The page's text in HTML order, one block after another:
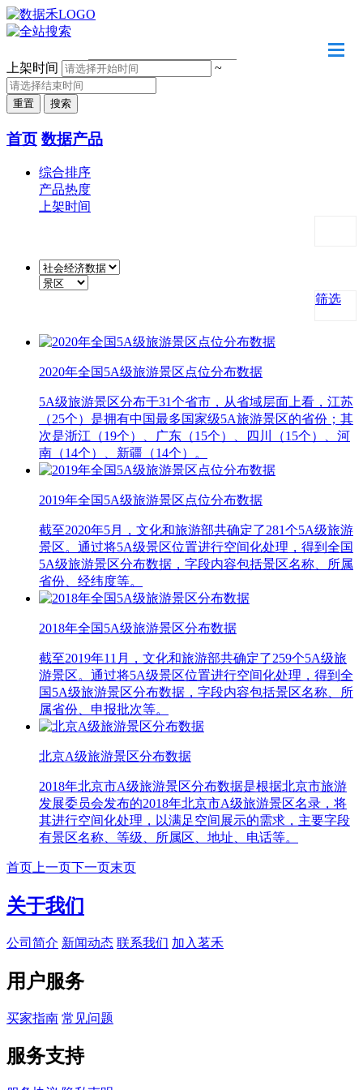
上架时间
~
首页 数据产品
综合排序
产品热度
上架时间
筛选
2020年全国5A级旅游景区点位分布数据
5A级旅游景区分布于31个省市，从省域层面上看，江苏
（25个）是拥有中国最多国家级5A旅游景区的省份；其
次是浙江（19个）、广东（15个）、四川（15个）、河
南（14个）、新疆（14个）。
2019年全国5A级旅游景区点位分布数据
截至2020年5月，文化和旅游部共确定了281个5A级旅游
景区。通过将5A级景区位置进行空间化处理，得到全国
5A级旅游景区分布数据，字段内容包括景区名称、所属
省份、经纬度等。
2018年全国5A级旅游景区分布数据
截至2019年11月，文化和旅游部共确定了259个5A级旅
游景区。通过将5A级景区位置进行空间化处理，得到全
国5A级旅游景区分布数据，字段内容包括景区名称、所
属省份、申报批次等。
北京A级旅游景区分布数据
2018年北京市A级旅游景区分布数据是根据北京市旅游
发展委员会发布的2018年北京市A级旅游景区名录，将
其进行空间化处理，以满足空间展示的需求，主要字段
有景区名称、等级、所属区、地址、电话等。
首页 上一页下一页末页
关于我们
公司简介 新闻动态 联系我们 加入茗禾
用户服务
买家指南 常见问题
服务支持